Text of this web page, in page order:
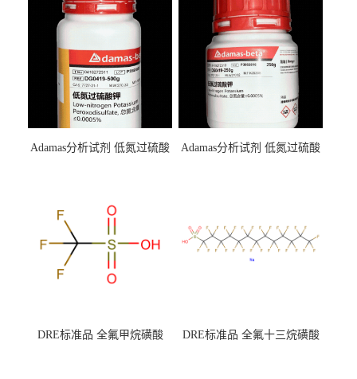
Adamas分析试剂 低氮过硫酸
（泰坦现货供应）
Adamas分析试剂 低氮过硫酸
DRE标准品 全氟甲烷磺酸
DRE标准品 全氟十三烷磺酸